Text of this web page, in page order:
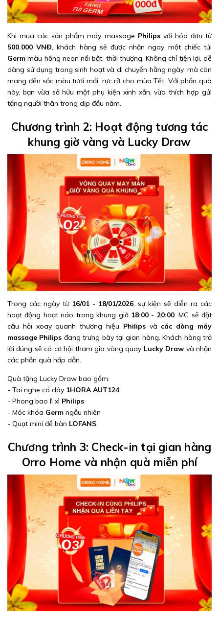
Khi mua các sản phẩm máy massage Philipsvới hóa đơn từ
500.000 VNĐ, khách hàng sẽ được nhận ngay một chiếc túi
Germ màu hồng neon nổi bật, thời thượng. Không chỉ tiện lợi, dễ
dàng sử dụng trong sinh hoạt và di chuyển hằng ngày, mà còn
mang đến sắc màu tươi mới, rực rỡ cho mùa Tết. Với phần quà
này, bạn vừa sở hữu một phụ kiện xinh xắn, vừa thích hợp gửi
tặng người thân trong dịp đầu năm.
Chương trình 2: Hoạt động tương tác
khung giờ vàng và Lucky Draw
Trong các ngày từ 16/01 - 18/01/2026, sự kiện sẽ diễn ra các
hoạt động hoạt náo trong khung giờ 18:00- 20:00. MC sẽ đặt
câu hỏi xoay quanh thương hiệu Philipsvà các dòng máy
massage Philips đang trưng bày tại gian hàng. Khách hàng trả
lời đúng sẽ có cơ hội tham gia vòng quay Lucky Draw và nhận
các phần quà hấp dẫn.
Quà tặng Lucky Draw bao gồm:
- Tai nghe có dây 1HORA AUT124
- Phong bao lì xì Philips
- Móc khóa Germ ngẫu nhiên
- Quạt mini để bàn LOFANS
Chương trình 3: Check-in tại gian hàng
Orro Home và nhận quà miễn phí